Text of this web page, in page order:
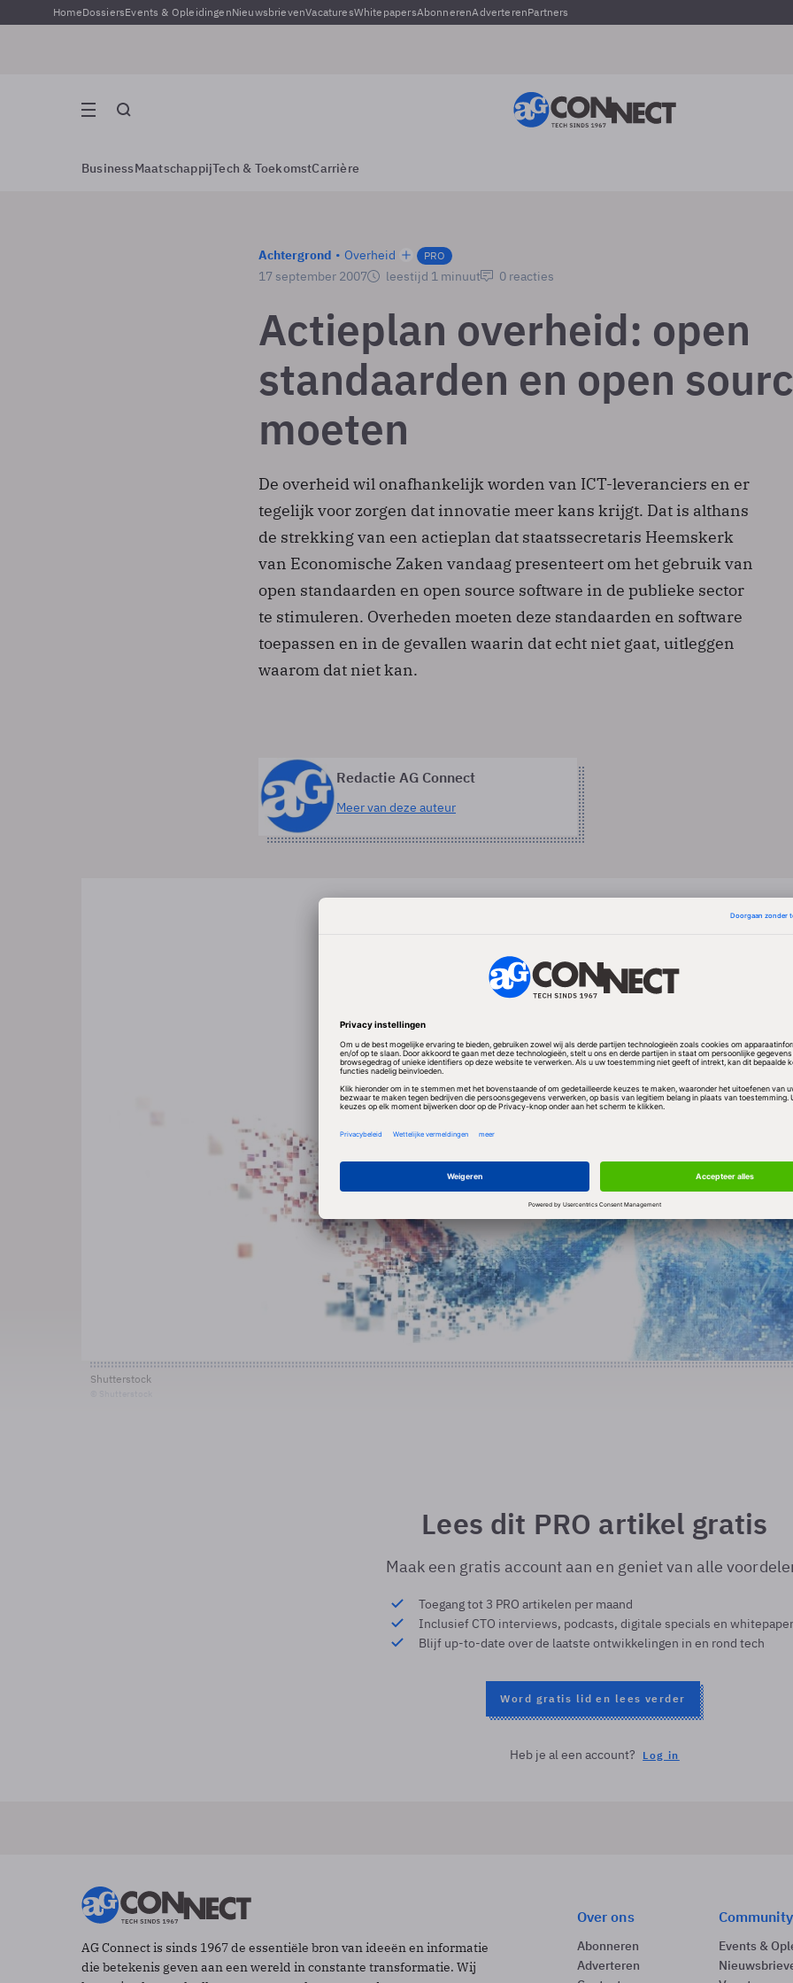
HomeDossiersEvents & OpleidingenNieuwsbrievenVacaturesWhitepapersAbonnerenAdverterenPartners
BusinessMaatschappijTech & ToekomstCarrière
Achtergrond Overheid PRO
17 september 2007 leestijd 1 minuut 0 reacties
Actieplan overheid: open
standaarden en open
moeten
De overheid wil onafhankelijk worden van ICT-leveranciers en er
tegelijk voor zorgen dat innovatie meer kans krijgt. Dat is althans
de strekking van een actieplan dat staatssecretaris Heemskerk
van Economische Zaken vandaag presenteert om het gebruik van
open standaarden en open source software in de publieke sector
te stimuleren. Overheden moeten deze standaarden en software
toepassen en in de gevallen waarin dat echt niet gaat, uitleggen
waarom dat niet kan.
Redactie AG Connect
Meer van deze auteur
Shutterstock
Lees dit PRO artikel gratis
Maak een gratis account aan en geniet van alle
Toegang tot 3 PRO artikelen per maand
Inclusief CTO interviews, podcasts, digitale specials en
Blijf up-to-date over de laatste ontwikkelingen in en rond tech
Word gratis lid en lees verder
Heb je al een account? Log in
AG Connect is sinds 1967 de essentiële bron van ideeën en informatie
die betekenis geven aan een wereld in constante transformatie. Wij
Over ons
Abonneren
Adverteren
Community
Events &